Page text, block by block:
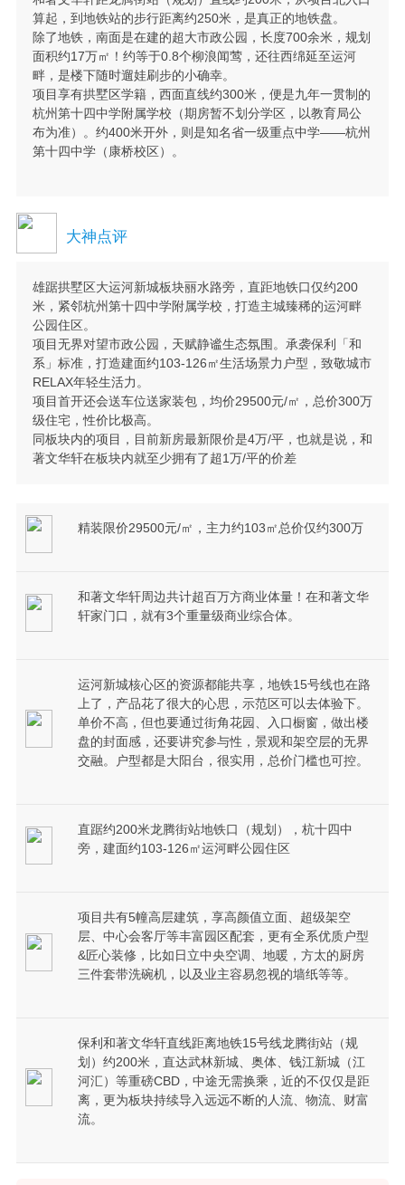
算起，到地铁站的步行距离约250米，是真正的地铁盘。
除了地铁，南面是在建的超大市政公园，长度700余米，规划
面积约17万㎡！约等于0.8个柳浪闻莺，还往西绵延至运河
畔，是楼下随时遛娃刷步的小确幸。
项目享有拱墅区学籍，西面直线约300米，便是九年一贯制的
杭州第十四中学附属学校（期房暂不划分学区，以教育局公
布为准）。约400米开外，则是知名省一级重点中学——杭州
第十四中学（康桥校区）。
大神点评
雄踞拱墅区大运河新城板块丽水路旁，直距地铁口仅约200
米，紧邻杭州第十四中学附属学校，打造主城臻稀的运河畔
公园住区。
项目无界对望市政公园，天赋静谧生态氛围。承袭保利「和
系」标准，打造建面约103-126㎡生活场景力户型，致敬城市
RELAX年轻生活力。
项目首开还会送车位送家装包，均价29500元/㎡，总价300万
级住宅，性价比极高。
同板块内的项目，目前新房最新限价是4万/平，也就是说，和
著文华轩在板块内就至少拥有了超1万/平的价差
精装限价29500元/㎡，主力约103㎡总价仅约300万
和著文华轩周边共计超百万方商业体量！在和著文华
轩家门口，就有3个重量级商业综合体。
运河新城核心区的资源都能共享，地铁15号线也在路
上了，产品花了很大的心思，示范区可以去体验下。
单价不高，但也要通过街角花园、入口橱窗，做出楼
盘的封面感，还要讲究参与性，景观和架空层的无界
交融。户型都是大阳台，很实用，总价门槛也可控。
直踞约200米龙腾街站地铁口（规划），杭⼗四中
旁，建面约103-126㎡运河畔公园住区
项目共有5幢高层建筑，享高颜值立面、超级架空
层、中心会客厅等丰富园区配套，更有全系优质户型
&匠心装修，比如日立中央空调、地暖，方太的厨房
三件套带洗碗机，以及业主容易忽视的墙纸等等。
保利和著文华轩直线距离地铁15号线龙腾街站（规
划）约200米，直达武林新城、奥体、钱江新城（江
河汇）等重磅CBD，中途无需换乘，近的不仅仅是距
离，更为板块持续导入远远不断的人流、物流、财富
流。